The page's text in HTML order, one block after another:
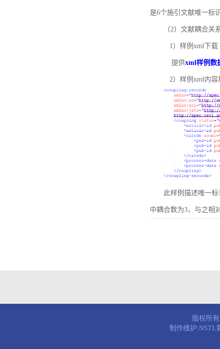
是6个施引文献唯一标
（2）文献耦合关
1）样例xml下载
提供xml样例数
2）样例xml内容
此样例描述唯一标
中耦合数为3，与之相
版权所
制作维护:NSTL